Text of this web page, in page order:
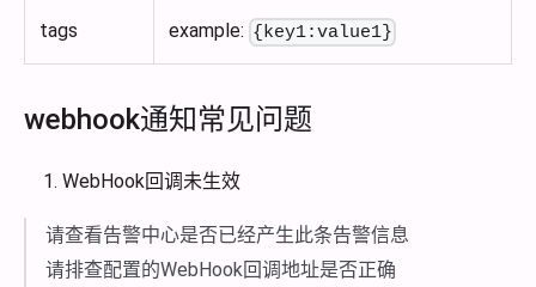
tags example: {key1:value1}
webhook通知常见问题
WebHook回调未生效
请查看告警中心是否已经产生此条告警信息
请排查配置的WebHook回调地址是否正确